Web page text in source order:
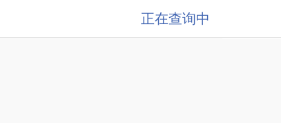
正在查询中